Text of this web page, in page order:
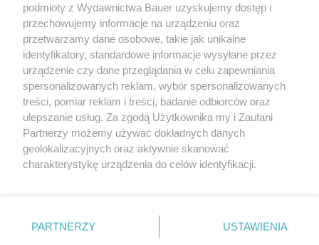
GLORIA 2023
Agnieszka Kaszuba-Gałka: Nie czuję się wielka,
a spełniona. Problemy jeszcze bardziej
mobilizowały mnie do działania
KONTAKT REKLAMA
podmioty z Wydawnictwa Bauer uzyskujemy dostęp i
przechowujemy informacje na urządzeniu oraz
przetwarzamy dane osobowe, takie jak unikalne
identyfikatory, standardowe informacje wysyłane przez
urządzenie czy dane przeglądania w celu zapewniania
spersonalizowanych reklam, wybór spersonalizowanych
treści, pomiar reklam i treści, badanie odbiorców oraz
ulepszanie usług. Za zgodą Użytkownika my i Zaufani
Partnerzy możemy używać dokładnych danych
geolokalizacyjnych oraz aktywnie skanować
charakterystykę urządzenia do celów identyfikacji.
zmienić/wycofać klikając przycisk ustawień prywatności
znajdujący się w lewym dolnym rogu strony
PARTNERZY USTAWIENIA